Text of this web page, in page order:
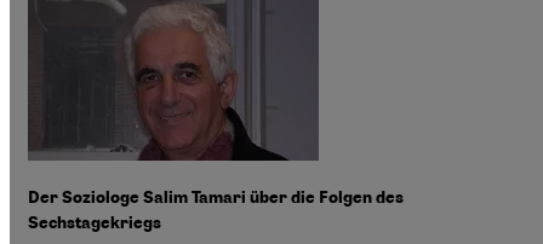
Der Soziologe Salim Tamari über die Folgen des
Sechstagekriegs